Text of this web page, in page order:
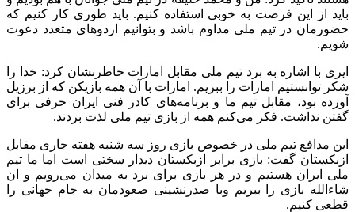
باید از این فرصت به خوبی استفاده کنیم. باید طوری کار کنیم که
حضورمان در تیم ملی مداوم باشد و بتوانیم اردوهای متعدد دعوت
شویم.
ایری با اشاره به برد تیم ملی مقابل امارات خاطرنشان کرد: خدا را
شکر توانستیم امارات را ببریم. امارات با آن همه بازیکن که از برزیل
آورده بود، مقابل تیم ما و برنامه‌های کادر فنی ایران حرفی برای
گفتن نداشت. فکر می‌کنم همه از بازی تیم ملی لذت بردند.
این مدافع تیم ملی در خصوص بازی روز سه شنبه هفته جاری مقابل
ازبکستان گفت: بازی برابر ازبکستان دیدار سختی است اما ما تیم
ملی ایران هستیم و در هر بازی برای برد به میدان می‌رویم و ان
شاءالله بازی را ببریم وبا صدرنشینی صعودمان به جام جهانی را
قطعی کنیم.